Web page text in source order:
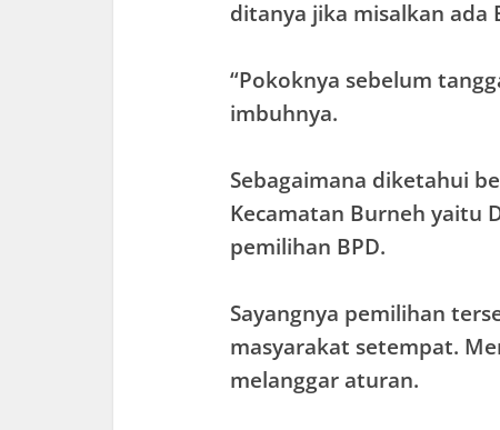
ditanya jika misalkan ada
“Pokoknya sebelum
imbuhnya.
Sebagaimana diketahui
Kecamatan Burneh yaitu
pemilihan BPD.
Sayangnya pemilihan
masyarakat setempat.
melanggar aturan.